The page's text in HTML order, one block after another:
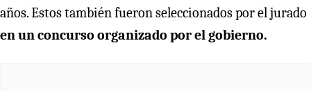
años. Estos también fueron seleccionados por el jurado
en un concurso organizado por el gobierno.